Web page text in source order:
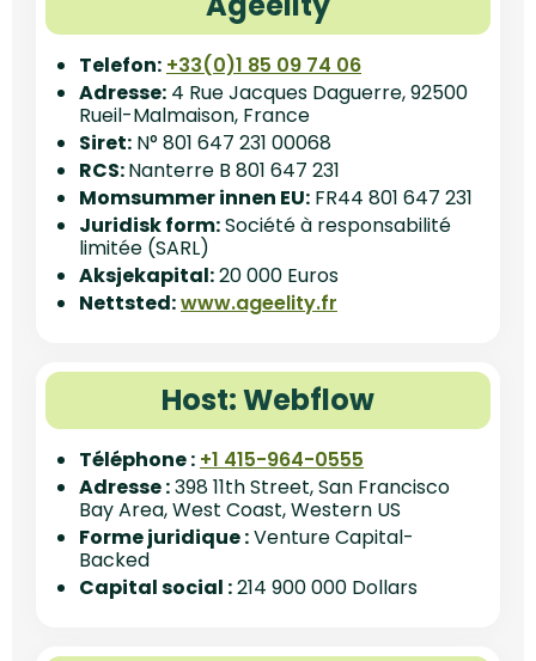
Telefon: +33(0)1 85 09 74 06
Adresse: 4 Rue Jacques Daguerre, 92500
Rueil-Malmaison, France
Siret: N° 801 647 231 00068
RCS:Nanterre B 801 647 231
Momsummer innen EU: FR44 801 647 231
Juridisk form:Société à responsabilité
limitée (SARL)
Aksjekapital:20 000 Euros
Nettsted:www.ageelity.fr
Host: Webflow
Téléphone : +1 415-964-0555
Adresse :398 11th Street, San Francisco
Bay Area, West Coast, Western US
Forme juridique :Venture Capital-
Backed
Capital social :214 900 000 Dollars